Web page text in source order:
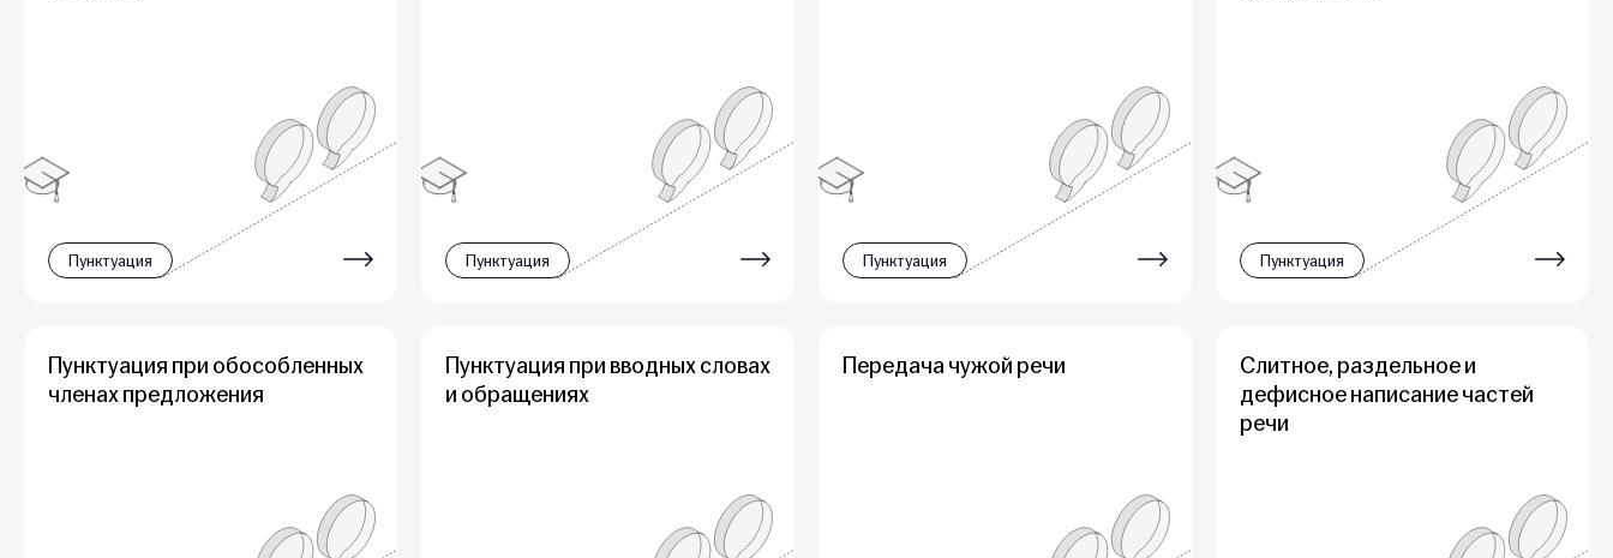
Пунктуация Пунктуация Пунктуация Пунктуация
Пунктуация при обособленных
членах предложения
Пунктуация при вводных словах
и обращениях
Передача чужой речи
Слитное, раздельное и
дефисное написание частей
речи